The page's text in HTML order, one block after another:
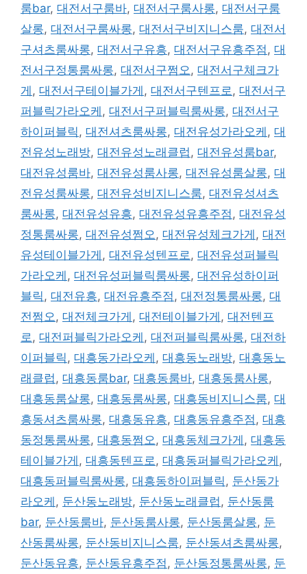
룸bar, 대전서구룸바, 대전서구룸사롱, 대전서구룸
살롱, 대전서구룸싸롱, 대전서구비지니스룸, 대전서
구셔츠룸싸롱, 대전서구유흥, 대전서구유흥주점 , 대
전서구정통룸싸롱, 대전서구쩜오 , 대전서구체크가
게 , 대전서구테이블가게 , 대전서구텐프로 , 대전서구
퍼블릭가라오케 , 대전서구퍼블릭룸싸롱, 대전서구
하이퍼블릭 , 대전셔츠룸싸롱, 대전유성가라오케 , 대
전유성노래방, 대전유성노래클럽 , 대전유성룸bar,
대전유성룸바, 대전유성룸사롱, 대전유성룸살롱, 대
전유성룸싸롱, 대전유성비지니스룸, 대전유성셔츠
룸싸롱, 대전유성유흥, 대전유성유흥주점 , 대전유성
정통룸싸롱, 대전유성쩜오 , 대전유성체크가게 , 대전
유성테이블가게 , 대전유성텐프로 , 대전유성퍼블릭
가라오케 , 대전유성퍼블릭룸싸롱, 대전유성하이퍼
블릭 , 대전유흥, 대전유흥주점 , 대전정통룸싸롱, 대
전쩜오 , 대전체크가게 , 대전테이블가게 , 대전텐프
로 , 대전퍼블릭가라오케 , 대전퍼블릭룸싸롱, 대전하
이퍼블릭 , 대흥동가라오케 , 대흥동노래방, 대흥동노
래클럽 , 대흥동룸bar, 대흥동룸바, 대흥동룸사롱,
대흥동룸살롱, 대흥동룸싸롱, 대흥동비지니스룸, 대
흥동셔츠룸싸롱, 대흥동유흥, 대흥동유흥주점 , 대흥
동정통룸싸롱, 대흥동쩜오 , 대흥동체크가게 , 대흥동
테이블가게 , 대흥동텐프로 , 대흥동퍼블릭가라오케 ,
대흥동퍼블릭룸싸롱, 대흥동하이퍼블릭 , 둔산동가
라오케 , 둔산동노래방, 둔산동노래클럽 , 둔산동룸
bar, 둔산동룸바, 둔산동룸사롱, 둔산동룸살롱, 둔
산동룸싸롱, 둔산동비지니스룸, 둔산동셔츠룸싸롱,
둔산동유흥, 둔산동유흥주점 , 둔산동정통룸싸롱, 둔